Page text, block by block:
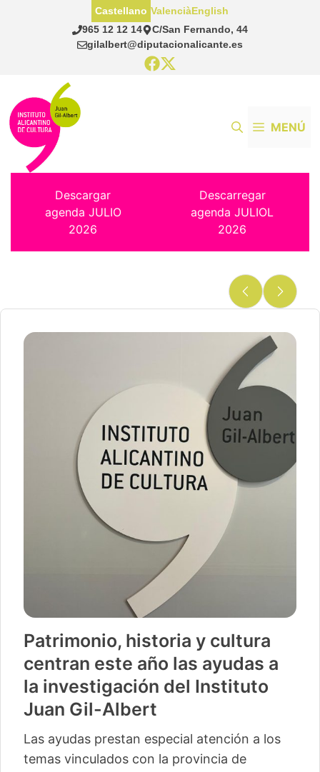
965 12 12 14
C/San Fernando, 44
gilalbert@diputacionalicante.es
Castellano ValenciàEnglish
MENÚ
Descargar
agenda JULIO
2026
Descarregar
agenda JULIOL
2026
Patrimonio, historia y cultura
centran este año las ayudas a
la investigación del Instituto
Juan Gil-Albert
Las ayudas prestan especial atención a los
temas vinculados con la provincia de